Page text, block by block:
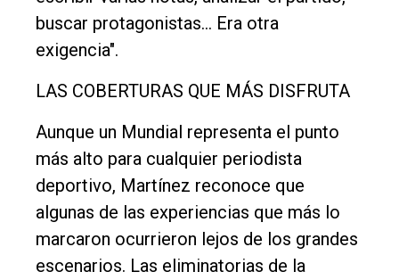
buscar protagonistas... Era otra
exigencia".
LAS COBERTURAS QUE MÁS DISFRUTA
Aunque un Mundial representa el punto
más alto para cualquier periodista
deportivo, Martínez reconoce que
algunas de las experiencias que más lo
marcaron ocurrieron lejos de los grandes
escenarios. Las eliminatorias de la